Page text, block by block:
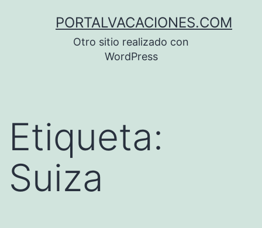
PORTALVACACIONES.COM
Otro sitio realizado con
WordPress
Etiqueta:
Suiza